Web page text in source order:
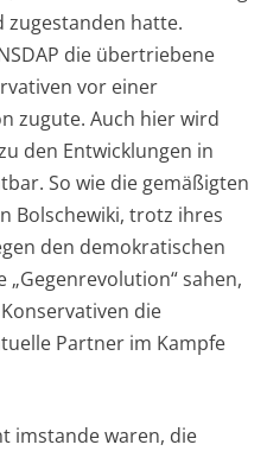
zugestanden hatte.
die übertriebene
vor einer
zugute. Auch hier wird
den Entwicklungen in
So wie die gemäßigten
Bolschewiki, trotz ihres
den demokratischen
sahen,
die
Partner im Kampfe
imstande waren, die